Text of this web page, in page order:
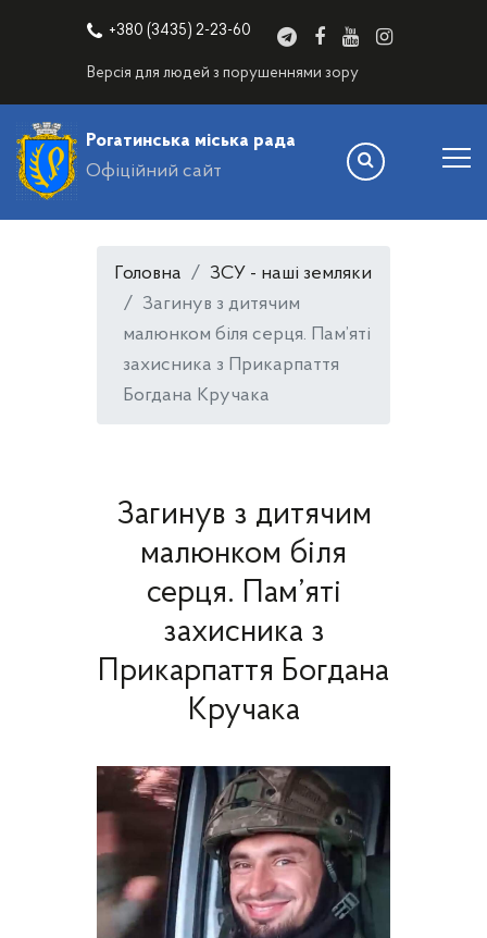
+380 (3435) 2-23-60
Версія для людей з порушеннями зору
Рогатинська міська рада
Офіційний сайт
Головна
ЗСУ - наші земляки
Загинув з дитячим
малюнком біля серця. Пам’яті
захисника з Прикарпаття
Богдана Кручака
Загинув з дитячим
малюнком біля
серця. Пам’яті
захисника з
Прикарпаття Богдана
Кручака